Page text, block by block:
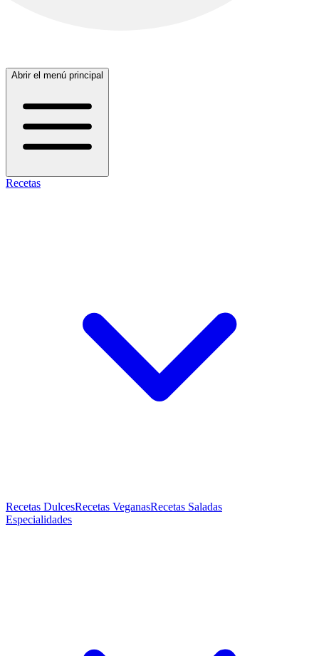
Abrir el menú principal
Recetas
Recetas DulcesRecetas VeganasRecetas Saladas
Especialidades